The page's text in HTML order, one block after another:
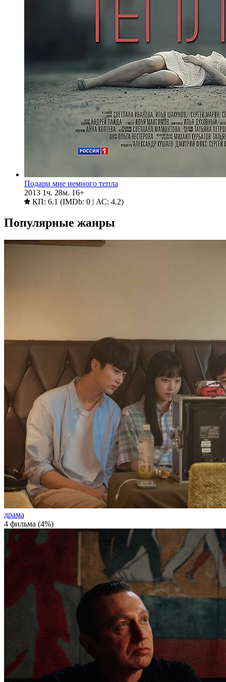
Подари мне немного тепла
2013 1ч. 28м. 16+
КП: 6.1 (IMDb: 0 | АС: 4.2)
Популярные жанры
драма
4 фильма (4%)